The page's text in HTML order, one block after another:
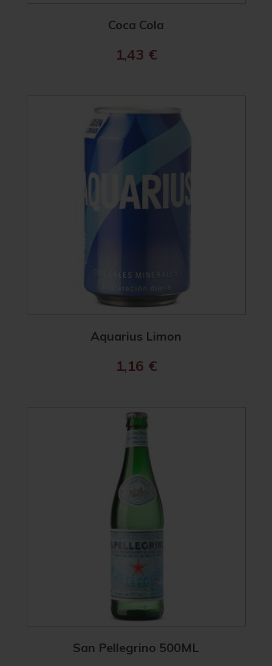
Coca Cola
1,43 €
Aquarius Limon
1,16 €
San Pellegrino 500ML